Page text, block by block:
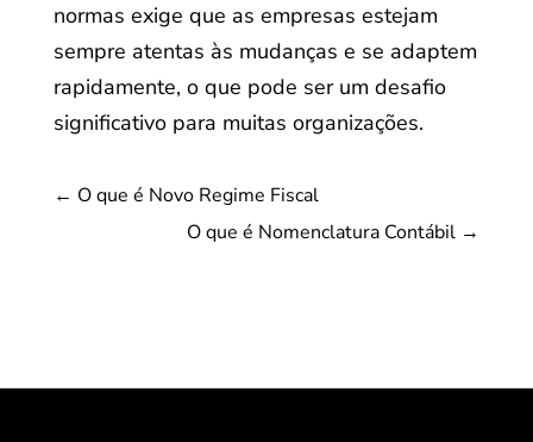
normas exige que as empresas estejam
sempre atentas às mudanças e se adaptem
rapidamente, o que pode ser um desafio
significativo para muitas organizações.
← O que é Novo Regime Fiscal
O que é Nomenclatura Contábil →